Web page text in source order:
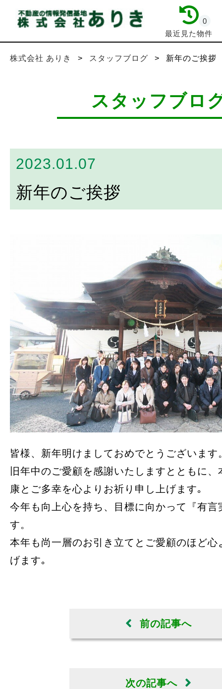
最近見た物件
0
株式会社 ありき > スタッフブログ > 新年のご挨拶
スタッフブロ
2023.01.07
新年のご挨拶
皆様、新年明けましておめでとうございます
旧年中のご愛顧を感謝いたしますとともに
康とご多幸を心よりお祈り申し上げます｡
今年も向上心を持ち、目標に向かって『有言
す。
本年も尚一層のお引き立てとご愛顧のほど心
げます｡
前の記事へ
次の記事へ